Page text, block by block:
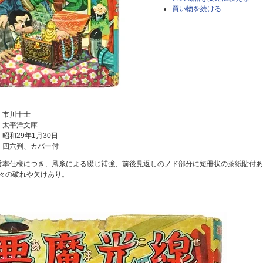
買い物を続ける
市川十士
太平洋文庫
昭和29年1月30日
四六判、カバー付
本仕様につき、凧糸による綴じ補強、前後見返しのノド部分に短冊状の茶紙貼付
の破れや欠けあり。